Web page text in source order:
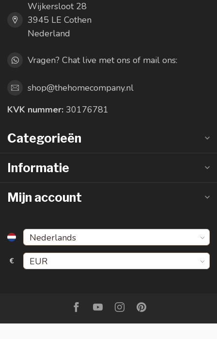
Wijkersloot 28
3945 LE Cothen
Nederland
Vragen? Chat live met ons of mail ons:
shop@thehomecompany.nl
KVK nummer: 30176781
Categorieën
Informatie
Mijn account
€